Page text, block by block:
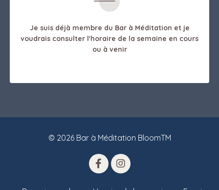
Je suis déjà membre du Bar à Méditation et je
voudrais consulter l'horaire de la semaine en cours
ou à venir
© 2026 Bar à Méditation BloomTM